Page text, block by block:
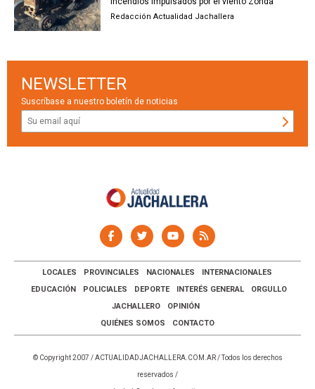
Redacción Actualidad Jachallera
NEWSLETTER
Suscríbase a nuestro boletín de noticias
LOCALES PROVINCIALES NACIONALES
INTERNACIONALES
EDUCACIÓN
POLICIALES DEPORTE INTERÉS GENERAL
ORGULLO
JACHALLERO
OPINIÓN
QUIÉNES SOMOS
CONTACTO
© Copyright 2007 /ACTUALIDADJACHALLERA.COM.AR/ Todos los derechos
reservados /